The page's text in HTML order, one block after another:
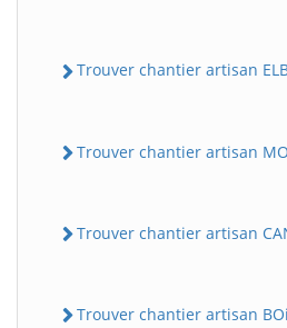
Trouver chantier artisan
Trouver chantier artisan
Trouver chantier artisan
Trouver chantier artisan